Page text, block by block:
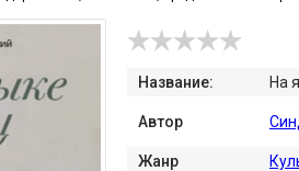
Название: На
Автор
Жанр